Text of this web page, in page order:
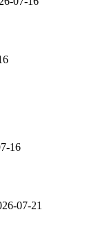
16
07-21